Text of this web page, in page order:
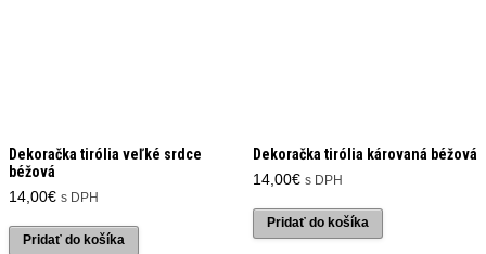
Dekoračka tirólia veľké srdce
béžová
14,00€ s DPH
Pridať do košíka
Dekoračka tirólia károvaná béžová
14,00€ s DPH
Pridať do košíka